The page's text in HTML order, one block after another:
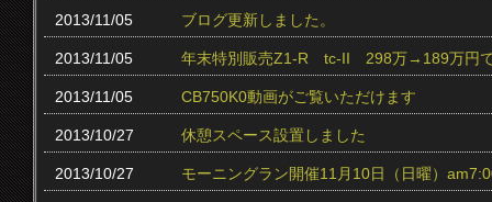
2013/11/05 ブログ更新しました。
2013/11/05 年末特別販売Z1-R tc‐II 298万→189万円
2013/11/05 CB750K0動画がご覧いただけます
2013/10/27 休憩スペース設置しました
2013/10/27 モーニングラン開催11月10日（日曜）